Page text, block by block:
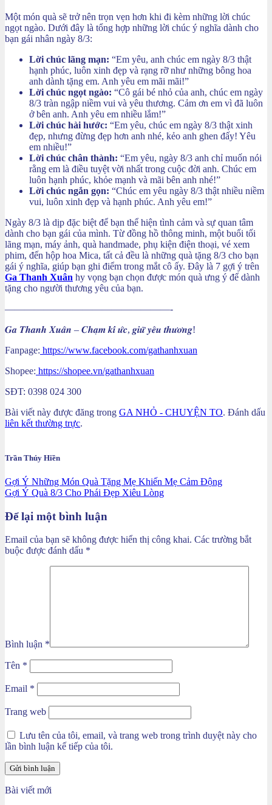
Một món quà sẽ trở nên trọn vẹn hơn khi đi kèm những lời chúc
ngọt ngào. Dưới đây là tổng hợp những lời chúc ý nghĩa dành cho
bạn gái nhân ngày 8/3:
Lời chúc lãng mạn: “Em yêu, anh chúc em ngày 8/3 thật
hạnh phúc, luôn xinh đẹp và rạng rỡ như những bông hoa
anh dành tặng em. Anh yêu em mãi mãi!”
Lời chúc ngọt ngào: “Cô gái bé nhỏ của anh, chúc em ngày
8/3 tràn ngập niềm vui và yêu thương. Cảm ơn em vì đã luôn
ở bên anh. Anh yêu em nhiều lắm!”
Lời chúc hài hước: “Em yêu, chúc em ngày 8/3 thật xinh
đẹp, nhưng đừng đẹp hơn anh nhé, kẻo anh ghen đấy! Yêu
em nhiều!”
Lời chúc chân thành: “Em yêu, ngày 8/3 anh chỉ muốn nói
rằng em là điều tuyệt vời nhất trong cuộc đời anh. Chúc em
luôn hạnh phúc, khỏe mạnh và mãi bên anh nhé!”
Lời chúc ngắn gọn: “Chúc em yêu ngày 8/3 thật nhiều niềm
vui, luôn xinh đẹp và hạnh phúc. Anh yêu em!”
Ngày 8/3 là dịp đặc biệt để bạn thể hiện tình cảm và sự quan tâm
dành cho bạn gái của mình. Từ đồng hồ thông minh, một buổi tối
lãng mạn, máy ảnh, quà handmade, phụ kiện điện thoại, vé xem
phim, đến hộp hoa Mica, tất cả đều là những quà tặng 8/3 cho bạn
gái ý nghĩa, giúp bạn ghi điểm trong mắt cô ấy. Đây là 7 gợi ý trên
Ga Thanh Xuân hy vọng bạn chọn được món quà ưng ý để dành
tặng cho người thương yêu của bạn.
—————————————————-
𝑮𝒂 𝑻𝒉𝒂𝒏𝒉 𝑿𝒖𝒂̂𝒏 – 𝑪𝒉𝒂̣𝒎 𝒌𝒊́ 𝒖̛́𝒄, 𝒈𝒊𝒖̛̃ 𝒚𝒆̂𝒖 𝒕𝒉𝒖̛𝒐̛𝒏𝒈!
Fanpage: https://www.facebook.com/gathanhxuan
Shopee: https://shopee.vn/gathanhxuan
SĐT: 0398 024 300
Bài viết này được đăng trong GA NHỎ - CHUYỆN TO. Đánh dấu
liên kết thường trực.
Trần Thúy Hiền
Gợi Ý Những Món Quà Tặng Mẹ Khiến Mẹ Cảm Động
Gợi Ý Quà 8/3 Cho Phái Đẹp Xiêu Lòng
Để lại một bình luận
Email của bạn sẽ không được hiển thị công khai. Các trường bắt
buộc được đánh dấu *
Bình luận *
Tên *
Email *
Trang web
Lưu tên của tôi, email, và trang web trong trình duyệt này cho
lần bình luận kế tiếp của tôi.
Bài viết mới